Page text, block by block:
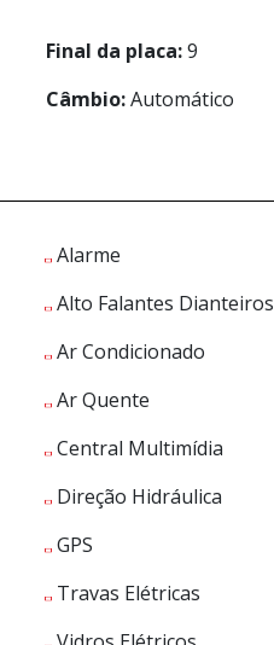
Final da placa:9
Câmbio:Automático
Alarme
Alto Falantes Dianteiros
Ar Condicionado
Ar Quente
Central Multimídia
Direção Hidráulica
GPS
Travas Elétricas